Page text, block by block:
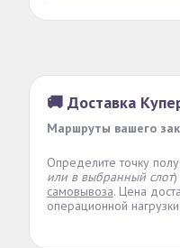
🚚 Доставка
Маршруты вашего
Определите точку
или в выбранный слот)
самовывоза. Цена
операционной нагрузки.